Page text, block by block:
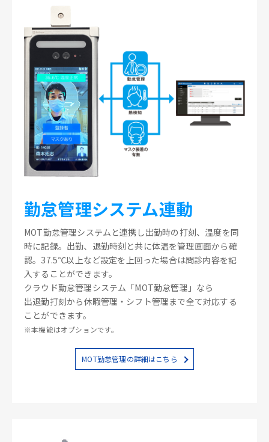
勤怠管理システム連動
MOT勤怠管理システムと連携し出勤時の打刻、温度を同
時に記録。出勤、退勤時刻と共に体温を管理画面から確
認。37.5℃以上など設定を上回った場合は問診内容を記
入することができます。
クラウド勤怠管理システム「MOT勤怠管理」なら
出退勤打刻から休暇管理・シフト管理まで全て対応する
ことができます。
※本機能はオプションです。
MOT勤怠管理の詳細はこちら